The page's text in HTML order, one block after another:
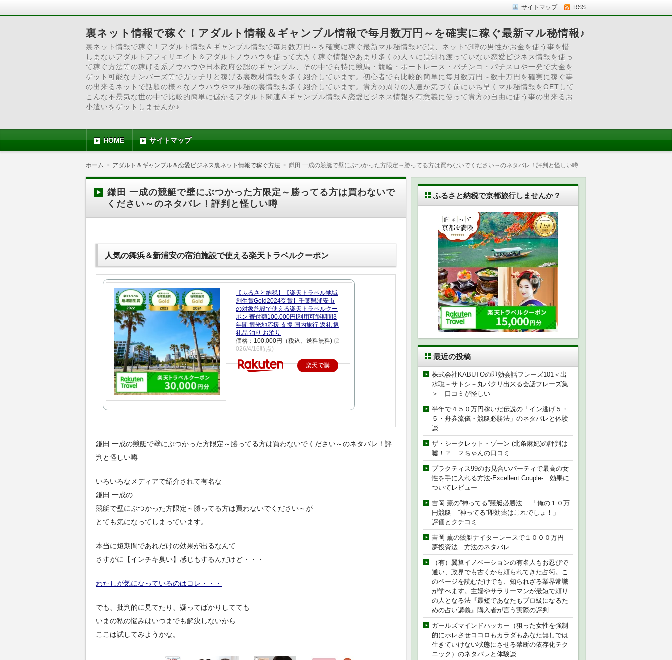
サイトマップ RSS
裏ネット情報で稼ぐ！アダルト情報＆ギャンブル情報で毎月数万円～を確実に稼ぐ最新マル秘情報♪
裏ネット情報で稼ぐ！アダルト情報＆ギャンブル情報で毎月数万円～を確実に稼ぐ最新マル秘情報♪では、ネットで噂の男性がお金を使う事を惜
しまないアダルトアフィリエイト＆アダルトノウハウを使って大きく稼ぐ情報やあまり多くの人々には知れ渡っていない恋愛ビジネス情報を使っ
て稼ぐ方法等の稼げる系ノウハウや日本政府公認のギャンブル、その中でも特に競馬・競輪・ボートレース・パチンコ・パチスロや一発で大金を
ゲット可能なナンバーズ等でガッチリと稼げる裏教材情報を多く紹介しています。初心者でも比較的簡単に毎月数万円～数十万円を確実に稼ぐ事
の出来るネットで話題の様々なノウハウやマル秘の裏情報も多く紹介しています。貴方の周りの人達が気づく前にいち早くマル秘情報をGETして
こんな不景気な世の中で比較的簡単に儲かるアダルト関連＆ギャンブル情報＆恋愛ビジネス情報を有意義に使って貴方の自由に使う事の出来るお
小遣いをゲットしませんか♪
HOME サイトマップ
ホーム アダルト＆ギャンブル＆恋愛ビジネス裏ネット情報で稼ぐ方法 鎌田 一成の競艇で壁にぶつかった方限定～勝ってる方は買わないでください～のネタバレ！評判と怪しい噂
鎌田 一成の競艇で壁にぶつかった方限定～勝ってる方は買わないで
ください～のネタバレ！評判と怪しい噂
人気の舞浜＆新浦安の宿泊施設で使える楽天トラベルクーポン
【ふるさと納税】【楽天トラベル地域
創生賞Gold2024受賞】千葉県浦安市
の対象施設で使える楽天トラベルクー
ポン 寄付額100,000円|利用可能期間3
年間 観光地応援 支援 国内旅行 返礼 返
礼品 泊り お泊り
価格：100,000円（税込、送料無料) (2
026/4/16時点)
楽天で購
鎌田 一成の競艇で壁にぶつかった方限定～勝ってる方は買わないでください～のネタバレ！評
判と怪しい噂
いろいろなメディアで紹介されて有名な
鎌田 一成の
競艇で壁にぶつかった方限定～勝ってる方は買わないでください～が
とても気になってしまっています。
本当に短期間であれだけの効果が出るなんて
さすがに【インチキ臭い】感じもするんだけど・・・
わたしが気になっているのはコレ・・・
でも、批判的に見てたり、疑ってばかりしてても
いまの私の悩みはいつまでも解決しないから
ここは試してみようかな。
ふるさと納税で京都旅行しませんか？
最近の投稿
株式会社KABUTOの即効会話フレーズ101＜出
水聡－サトシ－丸パクリ出来る会話フレーズ集
＞ 口コミが怪しい
半年で４５０万円稼いだ伝説の「イン逃げ５・
５・舟券流儀・競艇必勝法」のネタバレと体験
談
ザ・シークレット・ゾーン (北条麻妃)の評判は
嘘！？ ２ちゃんの口コミ
プラクティス99のお見合いパーティで最高の女
性を手に入れる方法-Excellent Couple- 効果に
ついてレビュー
吉岡 薫の”神ってる”競艇必勝法 「俺の１０万
円競艇 ”神ってる”即効薬はこれでしょ！」
評価とクチコミ
吉岡 薫の競艇ナイターレースで１０００万円
夢投資法 方法のネタバレ
（有）翼算イノベーションの有名人もお忍びで
通い、政界でも古くから頼られてきた占術。こ
のページを読むだけでも、知られざる業界常識
が学べます。主婦やサラリーマンが最短で頼り
の人となる法『最短であなたもプロ級になるた
めの占い講義』購入者が言う実際の評判
ガールズマインドハッカー（狙った女性を強制
的にホレさせココロもカラダもあなた無しでは
生きていけない状態にさせる禁断の依存化テク
ニック）のネタバレと体験談